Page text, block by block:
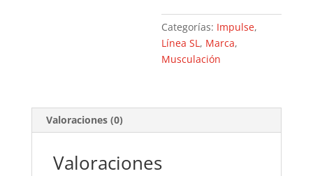
Categorías: Impulse,
Línea SL, Marca,
Musculación
Valoraciones (0)
Valoraciones